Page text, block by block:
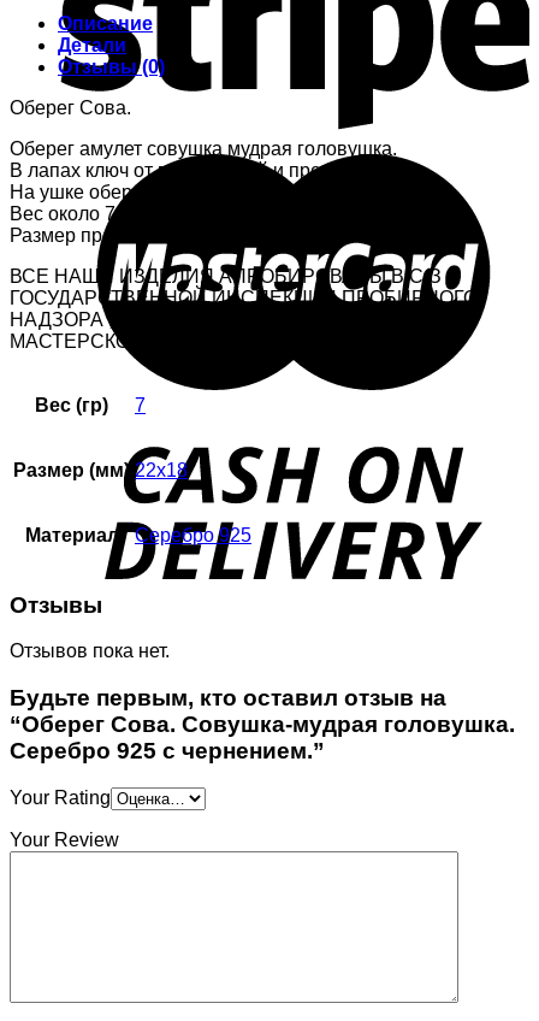
Описание
Детали
Отзывы (0)
Оберег Сова.
Оберег амулет совушка мудрая головушка.
В лапах ключ от всех дверей и преград.
На ушке обережный Славянский узор
Вес около 7 гр., размер совушки 22×18 мм
Размер проушины 7×4 мм
ВСЕ НАШИ ИЗДЕЛИЯ АПРОБИРОВАНЫ В С-З
ГОСУДАРСТВЕННОЙ ИНСПЕКЦИИ ПРОБИРНОГО
НАДЗОРА , ПЛЮС СТОИТ КЛЕЙМО – ИМЕННИК
МАСТЕРСКОЙ
Вес (гр) 7
Размер (мм) 22х18
Материал Серебро 925
Отзывы
Отзывов пока нет.
Будьте первым, кто оставил отзыв на
“Оберег Сова. Совушка-мудрая головушка.
Серебро 925 с чернением.”
Your Rating
Your Review